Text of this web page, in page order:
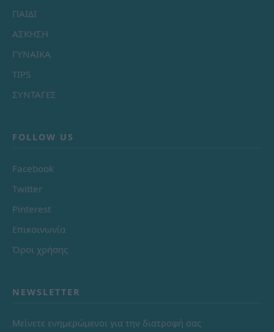
ΠΑΙΔΙ
ΑΣΚΗΣΗ
ΓΥΝΑΙΚΑ
TIPS
ΣΥΝΤΑΓΕΣ
FOLLOW US
Facebook
Twitter
Pinterest
Επικοινωνία
Όροι χρήσης
NEWSLETTER
Μείνετε ενημερώμενοι για την διατροφή σας